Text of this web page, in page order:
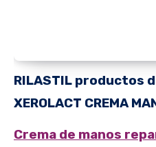
RILASTIL productos
XEROLACT CREMA
Crema de manos